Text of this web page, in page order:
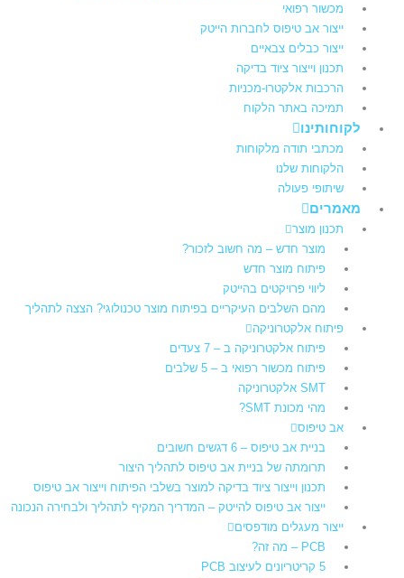
מכשור רפואי
ייצור אב טיפוס לחברות הייטק
ייצור כבלים צבאיים
תכנון וייצור ציוד בדיקה
הרכבות אלקטרו-מכניות
תמיכה באתר הלקוח
לקוחותינו
מכתבי תודה מלקוחות
הלקוחות שלנו
שיתופי פעולה
מאמרים
תכנון מוצר
מוצר חדש – מה חשוב לזכור?
פיתוח מוצר חדש
ליווי פרויקטים בהייטק
מהם השלבים העיקריים בפיתוח מוצר טכנולוגי? הצצה לתהליך
פיתוח אלקטרוניקה
פיתוח אלקטרוניקה ב – 7 צעדים
פיתוח מכשור רפואי ב – 5 שלבים
SMT אלקטרוניקה
מהי מכונת SMT?
אב טיפוס
בניית אב טיפוס – 6 דגשים חשובים
תרומתה של בניית אב טיפוס לתהליך היצור​
תכנון וייצור ציוד בדיקה למוצר בשלבי הפיתוח וייצור אב טיפוס
ייצור אב טיפוס להייטק – המדריך המקיף לתהליך ולבחירה הנכונה
ייצור מעגלים מודפסים
PCB – מה זה?
5 קריטריונים לעיצוב PCB